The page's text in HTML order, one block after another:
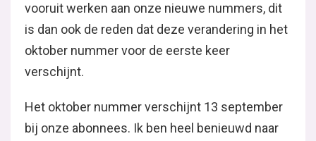
vooruit werken aan onze nieuwe nummers, dit
is dan ook de reden dat deze verandering in het
oktober nummer voor de eerste keer
verschijnt.
Het oktober nummer verschijnt 13 september
bij onze abonnees. Ik ben heel benieuwd naar